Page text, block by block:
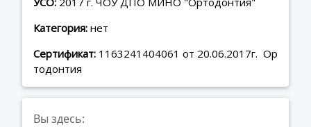
Категория: нет
Сертификат: 1163241404061 от 20.06.2017г. Ор
тодонтия
Вы здесь: